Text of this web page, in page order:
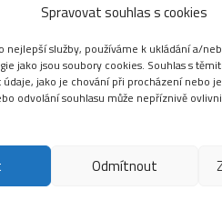
Spravovat souhlas s cookies
nejlepší služby, používáme k ukládání a/
jako jsou soubory cookies. Souhlas s
jako je chování při procházení nebo
odvolání souhlasu může nepříznivě
Odmítnout
zákonů (autorský zákon). Jakékoliv použití obsahu